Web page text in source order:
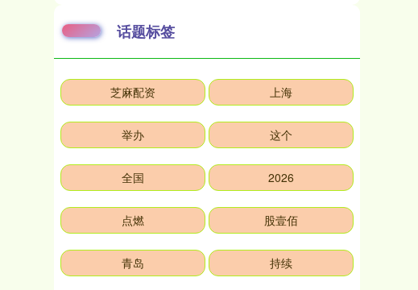
话题标签
芝麻配资 上海
举办 这个
全国 2026
点燃 股壹佰
青岛 持续